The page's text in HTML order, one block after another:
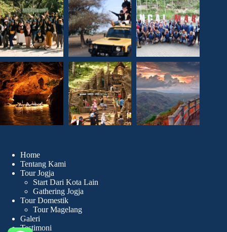
Home
Tentang Kami
Tour Jogja
Start Dari Kota Lain
Gathering Jogja
Tour Domestik
Tour Magelang
Galeri
Testimoni